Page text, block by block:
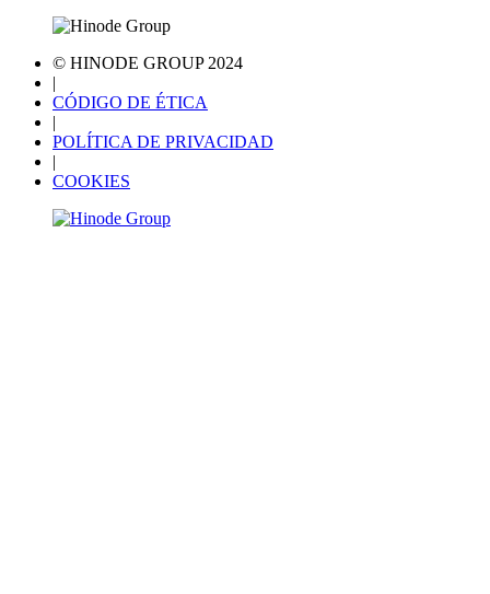
© HINODE GROUP 2024
|
CÓDIGO DE ÉTICA
|
POLÍTICA DE PRIVACIDAD
|
COOKIES